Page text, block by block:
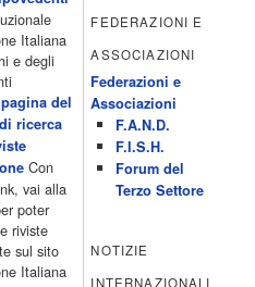
- Omicidio di primo grado -
2022
Meteo/Borse e monete 08.00
Ore 10) 11.00 Forum
14.10 Centovetrine 14.45
Amici 16.55 Pomeriggio
17.55) 18.50 Chi vuol essere
Striscia la notizia 21.10
[…]
2022
Italiana
e degli
del
ricerca
Con
vai alla
poter
riviste
sul sito
Italiana
FEDERAZIONI E
ASSOCIAZIONI
Federazioni e
Associazioni
F.A.N.D.
F.I.S.H.
Forum del
Terzo Settore
NOTIZIE
INTERNAZIONALI